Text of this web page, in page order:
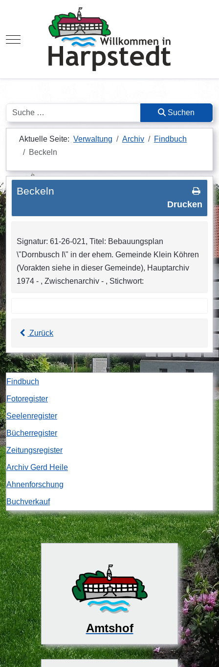
Mobile Menu Toggle
Suchen Suchen
Aktuelle Seite: Verwaltung Archiv
Findbuch
Beckeln
Drucken
Beckeln
Signatur: 61-26-021, Titel: Bebauungsplan
\"Dornbusch I\" in der ehem. Gemeinde Klein Köhren
(Vorakten siehe in dieser Gemeinde), Hauptarchiv
1974 - , Zwischenarchiv - , Stichwort:
Zurück
Findbuch
Fotoregister
Seelenregister
Bücherregister
Zeitungsregister
Archiv Gerd Heile
Ahnenforschung
Buchverkauf
Amtshof